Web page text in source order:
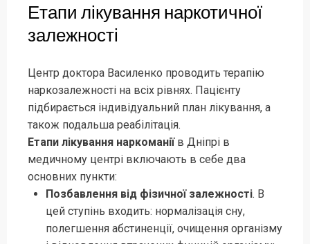
Етапи лікування наркотичної
залежності
Центр доктора Василенко проводить терапію
наркозалежності на всіх рівнях. Пацієнту
підбирається індивідуальний план лікування, а
також подальша реабілітація.
Етапи лікування наркоманіїв Дніпрі в
медичному центрі включають в себе два
основних пункти:
Позбавлення від фізичної залежності. В
цей ступінь входить: нормалізація сну,
полегшення абстиненції, очищення організму